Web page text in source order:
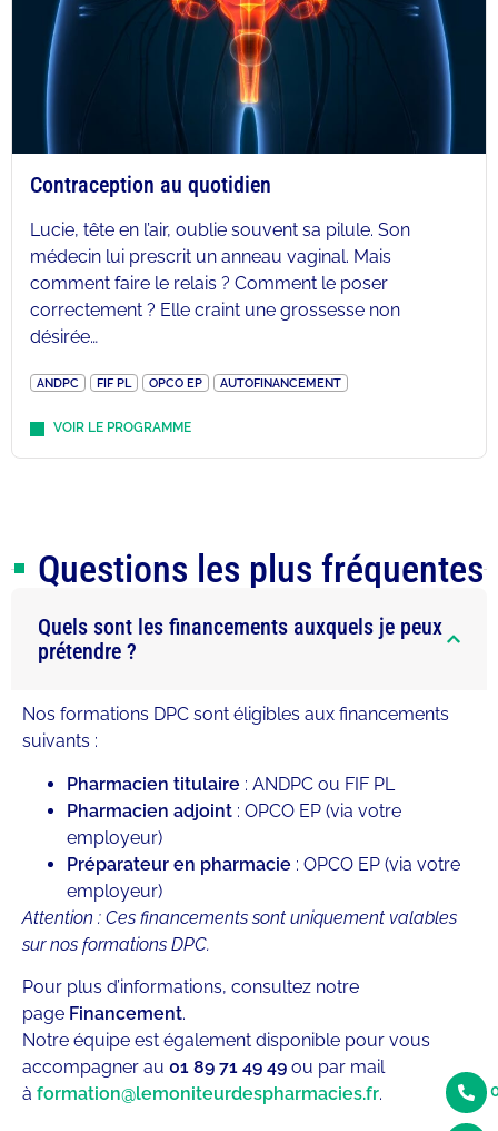
Contraception au quotidien
Lucie, tête en l’air, oublie souvent sa pilule. Son
médecin lui prescrit un anneau vaginal. Mais
comment faire le relais ? Comment le poser
correctement ? Elle craint une grossesse non
désirée…
ANDPC FIF PL OPCO EP AUTOFINANCEMENT
VOIR LE PROGRAMME
Questions les plus fréquentes
Quels sont les financements auxquels je peux
prétendre ?
Nos formations DPC sont éligibles aux financements
suivants :
Pharmacien titulaire : ANDPC ou FIF PL
Pharmacien adjoint : OPCO EP (via votre
employeur)
Préparateur en pharmacie : OPCO EP (via votre
employeur)
Attention : Ces financements sont uniquement valables
sur nos formations DPC.
Pour plus d’informations, consultez notre
page Financement.
Notre équipe est également disponible pour vous
accompagner au 01 89 71 49 49 ou par mail
à formation@lemoniteurdespharmacies.fr.